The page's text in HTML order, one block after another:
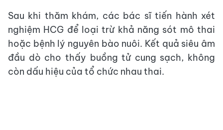
Sau khi thăm khám, các bác sĩ tiến hành xét
nghiệm HCG để loại trừ khả năng sót mô thai
hoặc bệnh lý nguyên bào nuôi. Kết quả siêu âm
đầu dò cho thấy buồng tử cung sạch, không
còn dấu hiệu của tổ chức nhau thai.